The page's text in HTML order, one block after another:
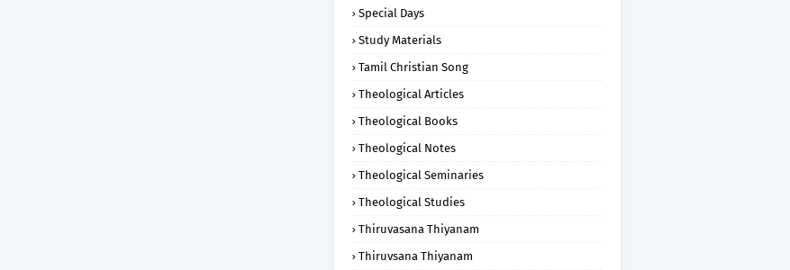
Special Days
Study Materials
Tamil Christian Song
Theological Articles
Theological Books
Theological Notes
Theological Seminaries
Theological Studies
Thiruvasana Thiyanam
Thiruvsana Thiyanam